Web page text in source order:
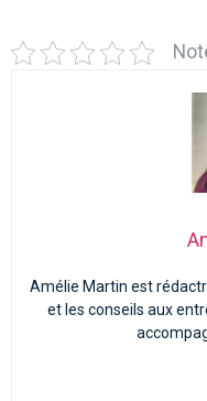
Amélie Martin est
et les conseils aux